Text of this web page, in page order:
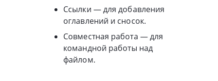
Ссылки — для добавления
оглавлений и сносок.
Совместная работа — для
командной работы над
файлом.